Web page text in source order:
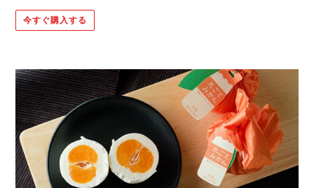
今すぐ購入する